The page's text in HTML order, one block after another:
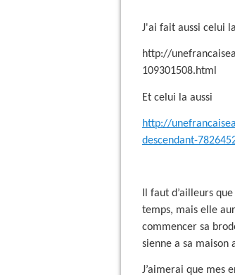
J'ai fait aussi celui la
http://
109301508.html
Et celui la aussi
http://
descendant-
Il faut d’ailleurs
temps, mais elle
commencer sa
sienne a sa maison
J’aimerai que mes